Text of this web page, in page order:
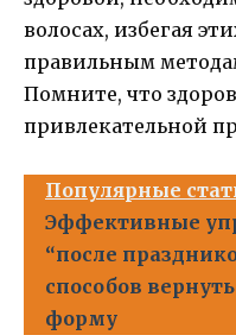
волосах, избегая
правильным
Помните, что
привлекательной
Популярные
Эффективные
“после
способов
форму